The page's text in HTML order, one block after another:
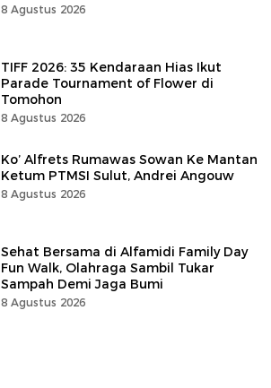
8 Agustus 2026
TIFF 2026: 35 Kendaraan Hias Ikut
Parade Tournament of Flower di
Tomohon
8 Agustus 2026
Ko’ Alfrets Rumawas Sowan Ke Mantan
Ketum PTMSI Sulut, Andrei Angouw
8 Agustus 2026
Sehat Bersama di Alfamidi Family Day
Fun Walk, Olahraga Sambil Tukar
Sampah Demi Jaga Bumi
8 Agustus 2026